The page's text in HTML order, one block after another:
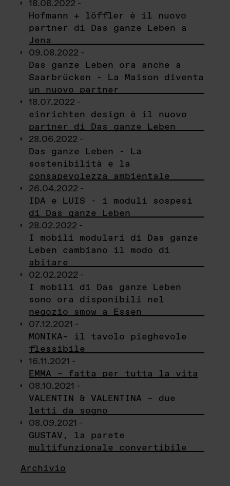
18.08.2022 -
Hofmann + löffler è il nuovo
partner di Das ganze Leben a
Jena
09.08.2022 -
Das ganze Leben ora anche a
Saarbrücken - La Maison diventa
un nuovo partner
18.07.2022 -
einrichten design è il nuovo
partner di Das ganze Leben
28.06.2022 -
Das ganze Leben - La
sostenibilità e la
consapevolezza ambientale
26.04.2022 -
IDA e LUIS - i moduli sospesi
di Das ganze Leben
28.02.2022 -
I mobili modulari di Das ganze
Leben cambiano il modo di
abitare
02.02.2022 -
I mobili di Das ganze Leben
sono ora disponibili nel
negozio smow a Essen
07.12.2021 -
MONIKA– il tavolo pieghevole
flessibile
16.11.2021 -
EMMA – fatta per tutta la vita
08.10.2021 -
VALENTIN & VALENTINA – due
letti da sogno
08.09.2021 -
GUSTAV, la parete
multifunzionale convertibile
Archivio